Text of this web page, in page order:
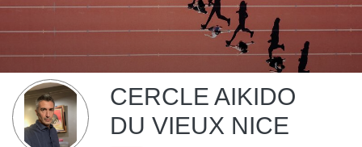
CERCLE AIKIDO
DU VIEUX NICE